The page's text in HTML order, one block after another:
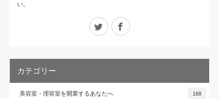
い。
Twitter Facebook
カテゴリー
美容室・理容室を開業するあなたへ 168